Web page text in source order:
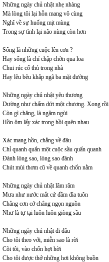
Những ngày chủ nhật nhẹ nhàng
Mà lòng tôi lại hỗn mang vô cùng
Nghĩ về sự huống mịt mùng
Trong sự tình lại não nùng còn hơn
Sống là những cuộc lên cơn ?
Hay sống là chỉ chập chờn qua loa
Chui rúc cố thủ trong nhà
Hay lêu bêu khắp ngã ba mặt đường
Những ngày chủ nhật yêu thương
Dường như chấm dứt một chương. Xong rồi
Còn gì chăng, là ngậm ngùi
Hồn ôm lấy xác trong hồi quên nhau
Xác mang hồn, chẳng về đâu
Chỉ quanh quẩn một cuộc sầu quẩn quanh
Đành lòng sao, lòng sao đành
Chút mùi thơm cũ về quanh chốn nằm
Những ngày chủ nhật lâm râm
Mưa như nước mắt cứ đầm đìa tuôn
Chẳng cơn cớ chẳng ngọn nguồn
Như là tự tại luôn luôn giòng sầu
Những ngày chủ nhật đi đâu
Cho tôi theo với, miễn sao là rời
Cõi tôi, vào chốn hợt hời
Cho tôi được thở những hơi không buồn